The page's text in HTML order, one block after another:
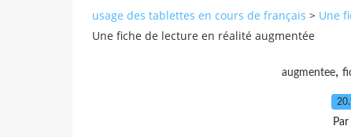
usage des tablettes en cours de français > Une
Une fiche de lecture en réalité augmentée
augmentee,